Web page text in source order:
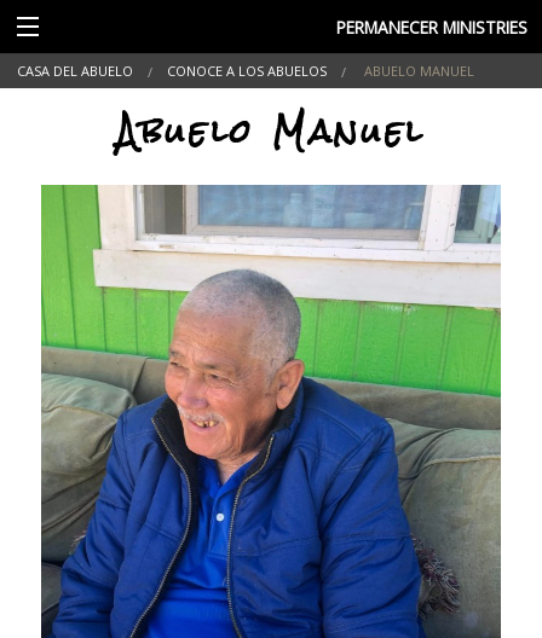
PERMANECER MINISTRIES
CASA DEL ABUELO CONOCE A LOS ABUELOS ABUELO MANUEL
Abuelo Manuel